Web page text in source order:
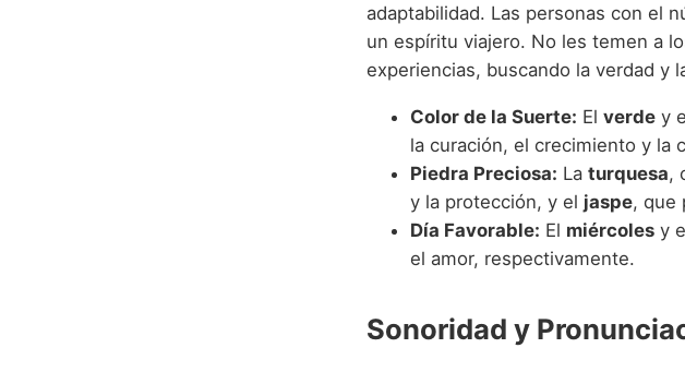
adaptabilidad. Las personas con el
un espíritu viajero. No les temen a
experiencias, buscando la verdad y
Color de la Suerte: El verde y
la curación, el crecimiento y la
Piedra Preciosa: La turquesa,
y la protección, y el jaspe, que
Día Favorable: El miércoles y
el amor, respectivamente.
Sonoridad y